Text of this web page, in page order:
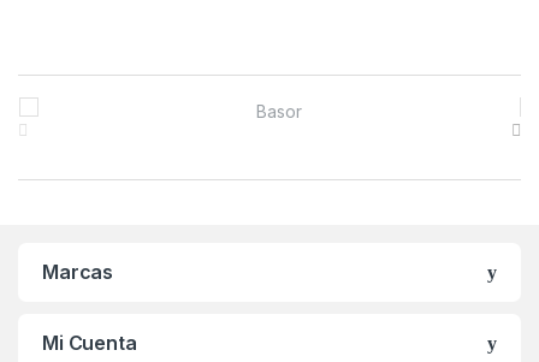
Marcas
Mi Cuenta